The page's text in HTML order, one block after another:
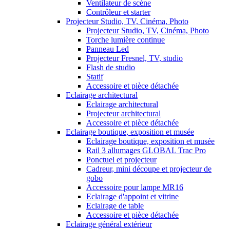
Ventilateur de scène
Contrôleur et starter
Projecteur Studio, TV, Cinéma, Photo
Projecteur Studio, TV, Cinéma, Photo
Torche lumière continue
Panneau Led
Projecteur Fresnel, TV, studio
Flash de studio
Statif
Accessoire et pièce détachée
Eclairage architectural
Eclairage architectural
Projecteur architectural
Accessoire et pièce détachée
Eclairage boutique, exposition et musée
Eclairage boutique, exposition et musée
Rail 3 allumages GLOBAL Trac Pro
Ponctuel et projecteur
Cadreur, mini découpe et projecteur de
gobo
Accessoire pour lampe MR16
Eclairage d'appoint et vitrine
Eclairage de table
Accessoire et pièce détachée
Eclairage général extérieur